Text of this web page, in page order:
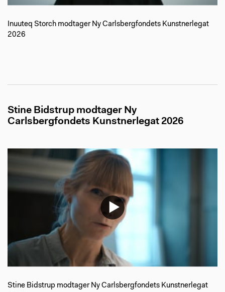
Inuuteq Storch modtager Ny Carlsbergfondets Kunstnerlegat
2026
Stine Bidstrup modtager Ny
Carlsbergfondets Kunstnerlegat 2026
Stine Bidstrup modtager Ny Carlsbergfondets Kunstnerlegat